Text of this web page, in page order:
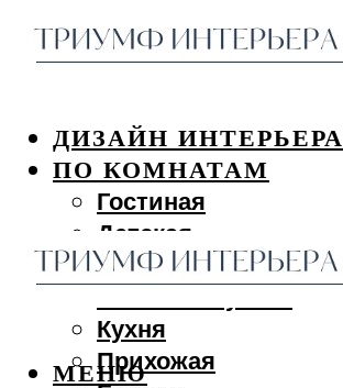
ДИЗАЙН ИНТЕРЬЕРА
ПО КОМНАТАМ
Гостиная
Детская
Спальня
Кухня
Прихожая
МЕНЮ